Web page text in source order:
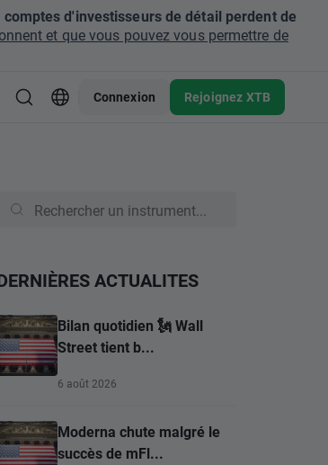
comptes d'investisseurs de détail perdent de
et que vous pouvez vous permettre de
Connexion Rejoignez XTB
ACTUALITES
Bilan quotidien 🗽 Wall
Street tient b...
6 août 2026
Moderna chute malgré le
succès de mFl...